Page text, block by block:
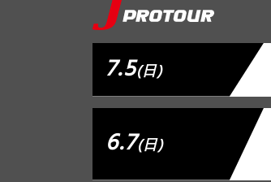
7.5(日)
6.7(日)